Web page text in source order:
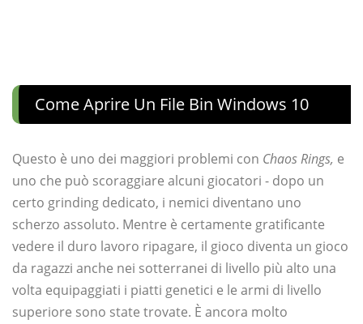
Come Aprire Un File Bin Windows 10
Questo è uno dei maggiori problemi con Chaos Rings, e
uno che può scoraggiare alcuni giocatori - dopo un
certo grinding dedicato, i nemici diventano uno
scherzo assoluto. Mentre è certamente gratificante
vedere il duro lavoro ripagare, il gioco diventa un gioco
da ragazzi anche nei sotterranei di livello più alto una
volta equipaggiati i piatti genetici e le armi di livello
superiore sono state trovate. È ancora molto